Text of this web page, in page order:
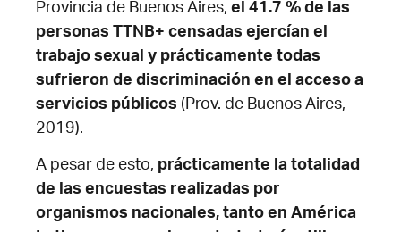
Provincia de Buenos Aires, el 41.7 % de las
personas TTNB+ censadas ejercían el
trabajo sexual y prácticamente todas
sufrieron de discriminación en el acceso a
servicios públicos (Prov. de Buenos Aires,
2019).
A pesar de esto, prácticamente la totalidad
de las encuestas realizadas por
organismos nacionales, tanto en América